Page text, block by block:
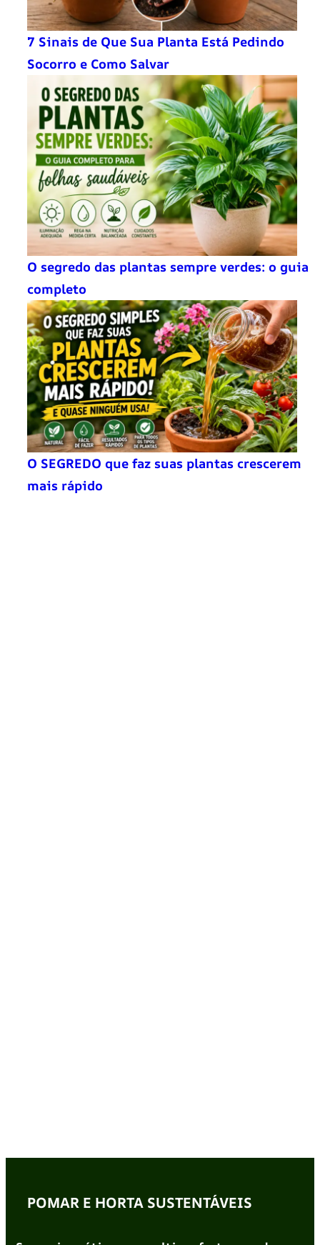
7 Sinais de Que Sua Planta Está Pedindo
Socorro e Como Salvar
O segredo das plantas sempre verdes: o guia
completo
O SEGREDO que faz suas plantas crescerem
mais rápido
POMAR E HORTA SUSTENTÁVEIS